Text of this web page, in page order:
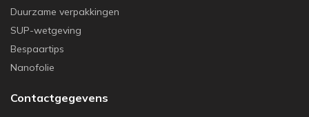
Duurzame verpakkingen
SUP-wetgeving
Bespaartips
Nanofolie
Contactgegevens